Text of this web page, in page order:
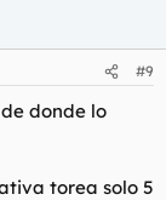
#9
donde lo
torea solo 5